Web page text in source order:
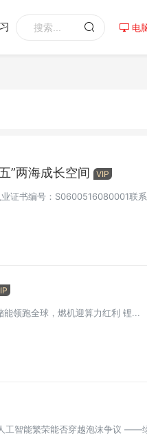
电
”两海成长空间 VIP
证书编号：S0600516080001联系
领跑全球，燃机迎算力红利 锂...
工智能繁荣能否穿越泡沫争议 ——